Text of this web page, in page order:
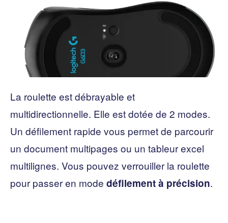
La roulette est débrayable et
multidirectionnelle. Elle est dotée de 2 modes.
Un défilement rapide vous permet de parcourir
un document multipages ou un tableur excel
multilignes. Vous pouvez verrouiller la roulette
pour passer en mode défilement à précision.